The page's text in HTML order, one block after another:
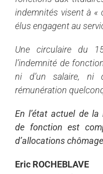
indemnités visent à «
élus engagent au
Une circulaire du
l’indemnité de
ni d’un salaire, ni
rémunération
En l’état actuel de la
de fonction est
d’allocations
Eric ROCHEBLAVE